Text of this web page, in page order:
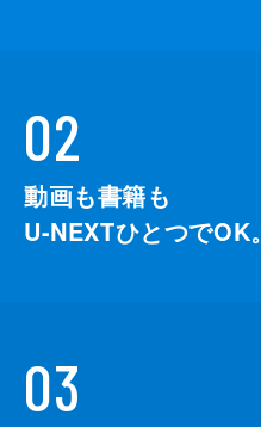
02
動画も書籍も
U-NEXTひとつでOK。
03